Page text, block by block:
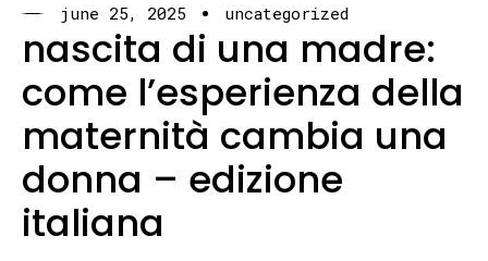
june 25, 2025 uncategorized
nascita di una madre:
come l’esperienza della
maternità cambia una
donna – edizione
italiana